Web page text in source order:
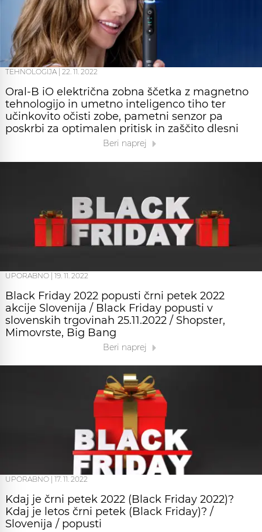
TEHNOLOGIJA 22. 11. 2022
Oral-B iO električna zobna ščetka z magnetno
tehnologijo in umetno inteligenco tiho ter
učinkovito očisti zobe, pametni senzor pa
poskrbi za optimalen pritisk in zaščito dlesni
Beri naprej
UPORABNO | 19. 11. 2022
Black Friday 2022 popusti črni petek 2022
akcije Slovenija / Black Friday popusti v
slovenskih trgovinah 25.11.2022 / Shopster,
Mimovrste, Big Bang
Beri naprej
UPORABNO 17. 11. 2022
Kdaj je črni petek 2022 (Black Friday 2022)?
Kdaj je letos črni petek (Black Friday)? /
Slovenija / popusti